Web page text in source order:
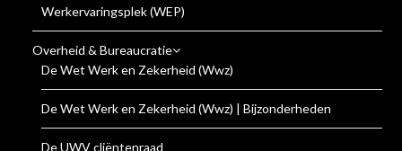
Werkervaringsplek (WEP)
Overheid & Bureaucratie
De Wet Werk en Zekerheid (Wwz)
De Wet Werk en Zekerheid (Wwz) | Bijzonderheden
De UWV cliëntenraad